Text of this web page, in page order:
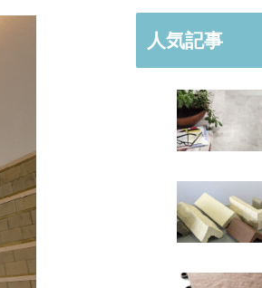
人気記事